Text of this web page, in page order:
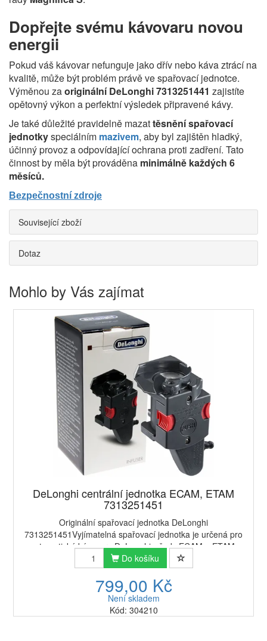
Dopřejte svému kávovaru novou
energii
Pokud váš kávovar nefunguje jako dřív nebo káva ztrácí na
kvalitě, může být problém právě ve spařovací jednotce.
Výměnou zaoriginální DeLonghi 7313251441 zajistíte
opětovný výkon a perfektní výsledek připravené kávy.
Je také důležité pravidelně mazattěsnění spařovací
jednotkyspeciálním mazivem, aby byl zajištěn hladký,
účinný provoz a odpovídající ochrana proti zadření. Tato
činnost by měla být prováděna minimálně každých 6
měsíců.
Bezpečnostní zdroje
Související zboží
Dotaz
Mohlo by Vás zajímat
DeLonghi centrální jednotka ECAM, ETAM
7313251451
Originální spařovací jednotka DeLonghi
7313251451Vyjímatelná spařovací jednotka je určená pro
automatické kávovary DeLonghi z řady ECAM a ETAM.
Jedná se o základní prvek kávovaru, který je zodpovědný ...
Do košíku
799,00 Kč
Není skladem
Kód: 304210